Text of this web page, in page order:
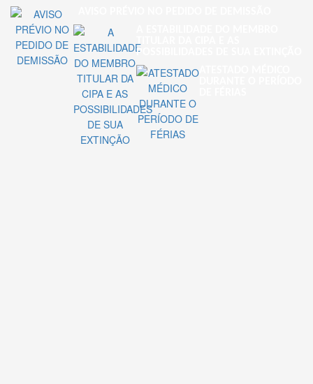
POSSIBILIDADES DE SUA EXTINÇÃO